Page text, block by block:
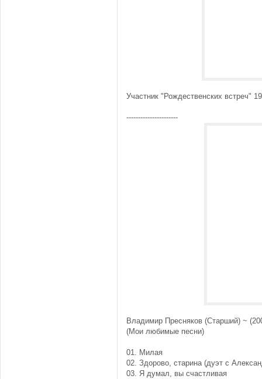
Участник "Рождественских встреч"
----------------------
Владимир Пресняков (Старший) ~
(Мои любимые песни)
01. Милая
02. Здорово, старина (дуэт с
03. Я думал, вы счастливая